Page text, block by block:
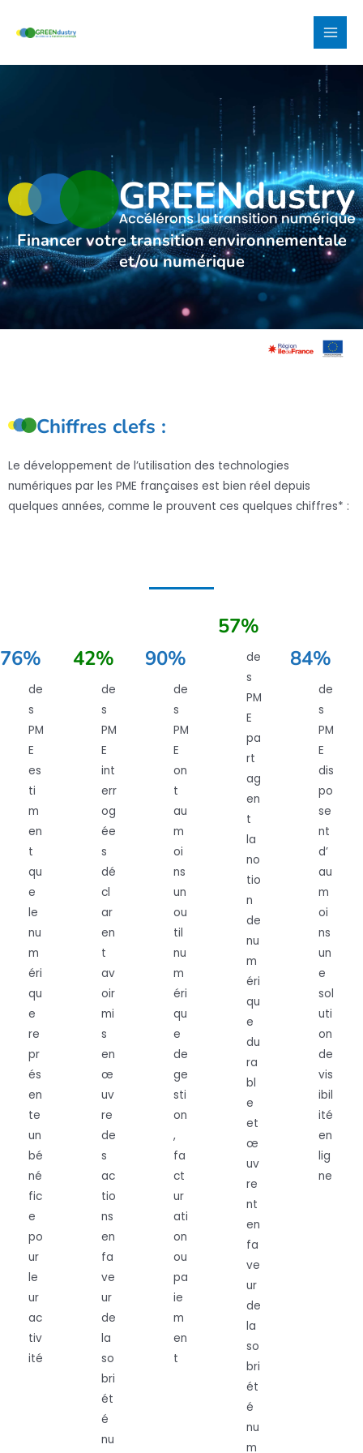
Main
Financer votre transition environnementale
et/ou numérique
Chiffres clefs :
Le développement de l’utilisation des technologies
numériques par les PME françaises est bien réel depuis
quelques années, comme le prouvent ces quelques chiffres* :
76%
de
s
PM
E
es
ti
m
en
t
qu
e
le
nu
m
éri
qu
e
re
pr
és
en
te
un
bé
né
fic
e
po
ur
le
ur
ac
tiv
ité
42%
de
s
PM
E
int
err
og
ée
s
dé
cl
ar
en
t
av
oir
mi
s
en
œ
uv
re
de
s
ac
tio
ns
en
fa
ve
ur
de
la
so
bri
ét
é
nu
90%
de
s
PM
E
on
t
au
m
oi
ns
un
ou
til
nu
m
éri
qu
e
de
ge
sti
on
,
fa
ct
ur
ati
on
ou
pa
ie
m
en
t
57%
de
s
PM
E
pa
rt
ag
en
t
la
no
tio
n
de
nu
m
éri
qu
e
du
ra
bl
e
et
œ
uv
re
nt
en
fa
ve
ur
de
la
so
bri
ét
é
nu
m
84%
de
s
PM
E
dis
po
se
nt
d’
au
m
oi
ns
un
e
sol
uti
on
de
vis
ibil
ité
en
lig
ne